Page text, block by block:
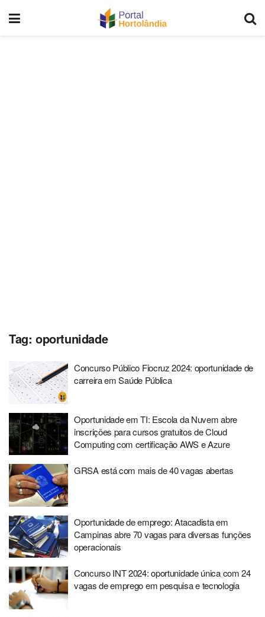
Tag: oportunidade
Concurso Público Fiocruz 2024: oportunidade de
carreira em Saúde Pública
Oportunidade em TI: Escola da Nuvem abre
inscrições para cursos gratuitos de Cloud
Computing com certificação AWS e Azure
GRSA está com mais de 40 vagas abertas
Oportunidade de emprego: Atacadista em
Campinas abre 70 vagas para diversas funções
operacionais
Concurso INT 2024: oportunidade única com 24
vagas de emprego em pesquisa e tecnologia